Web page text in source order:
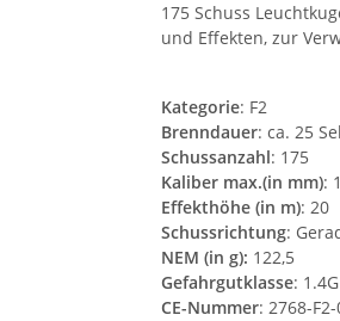
175 Schuss
und Effekten, zur
Kategorie: F2
Brenndauer: ca. 25
Schussanzahl: 175
Kaliber max.(in mm):
Effekthöhe (in m): 20
Schussrichtung:
NEM (in g): 122,5
Gefahrgutklasse:
CE-Nummer: 2768-